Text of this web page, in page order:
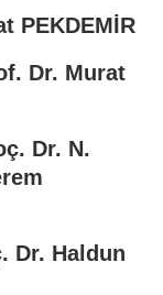
PEKDEMİR
Dr. Murat
Dr. N.
Dr. Haldun